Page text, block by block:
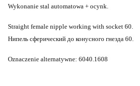
Wykonanie stal automatowa + ocynk.
Straight female nipple working with socket 60.
Нипель сферический до конусного гнезда 60.
Oznaczenie alternatywne: 6040.1608